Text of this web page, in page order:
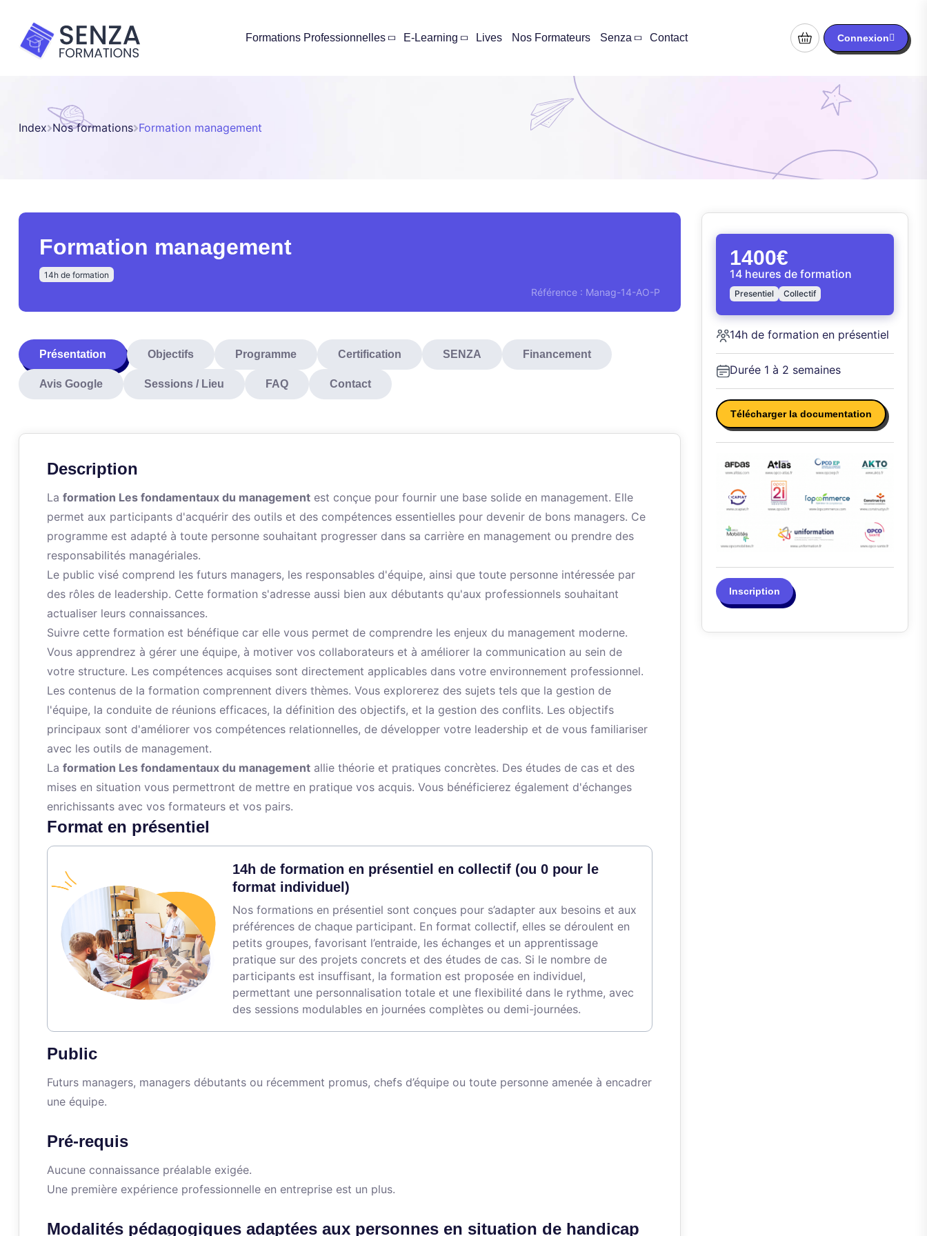
Formations Professionnelles E-Learning Lives Nos Formateurs Senza Contact Connexion
Index Nos formations Formation management
Formation management
14h de formation
Référence : Manag-14-AO-P
Présentation Objectifs Programme Certification SENZA Financement
Avis Google Sessions / Lieu FAQ Contact
Description
La formation Les fondamentaux du management est conçue pour fournir une base solide en management. Elle
permet aux participants d'acquérir des outils et des compétences essentielles pour devenir de bons managers. Ce
programme est adapté à toute personne souhaitant progresser dans sa carrière en management ou prendre des
responsabilités managériales.
Le public visé comprend les futurs managers, les responsables d'équipe, ainsi que toute personne intéressée par
des rôles de leadership. Cette formation s'adresse aussi bien aux débutants qu'aux professionnels souhaitant
actualiser leurs connaissances.
Suivre cette formation est bénéfique car elle vous permet de comprendre les enjeux du management moderne.
Vous apprendrez à gérer une équipe, à motiver vos collaborateurs et à améliorer la communication au sein de
votre structure. Les compétences acquises sont directement applicables dans votre environnement professionnel.
Les contenus de la formation comprennent divers thèmes. Vous explorerez des sujets tels que la gestion de
l'équipe, la conduite de réunions efficaces, la définition des objectifs, et la gestion des conflits. Les objectifs
principaux sont d'améliorer vos compétences relationnelles, de développer votre leadership et de vous familiariser
avec les outils de management.
La formation Les fondamentaux du management allie théorie et pratiques concrètes. Des études de cas et des
mises en situation vous permettront de mettre en pratique vos acquis. Vous bénéficierez également d'échanges
enrichissants avec vos formateurs et vos pairs.
Format en présentiel
14h de formation en présentiel en collectif (ou 0 pour le
format individuel)
Nos formations en présentiel sont conçues pour s’adapter aux besoins et aux
préférences de chaque participant. En format collectif, elles se déroulent en
petits groupes, favorisant l’entraide, les échanges et un apprentissage
pratique sur des projets concrets et des études de cas. Si le nombre de
participants est insuffisant, la formation est proposée en individuel,
permettant une personnalisation totale et une flexibilité dans le rythme, avec
des sessions modulables en journées complètes ou demi-journées.
Public
Futurs managers, managers débutants ou récemment promus, chefs d’équipe ou toute personne amenée à encadrer
une équipe.
Pré-requis
Aucune connaissance préalable exigée.
Une première expérience professionnelle en entreprise est un plus.
Modalités pédagogiques adaptées aux personnes en situation de handicap
1400€
14 heures de formation
Presentiel Collectif
14h de formation en présentiel
Durée 1 à 2 semaines
Télécharger la documentation
Inscription